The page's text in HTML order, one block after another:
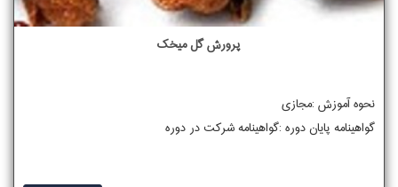
پرورش گل میخک
نحوه آموزش :مجازی
گواهینامه پایان دوره :گواهینامه شرکت در دوره